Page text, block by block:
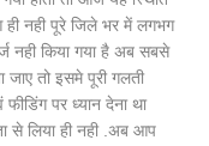
ही नही पूरे जिले भर में लगभग
नही किया गया है अब सबसे
तो इसमे पूरी गलती
पर ध्यान देना था
से लिया ही नही .अब आप